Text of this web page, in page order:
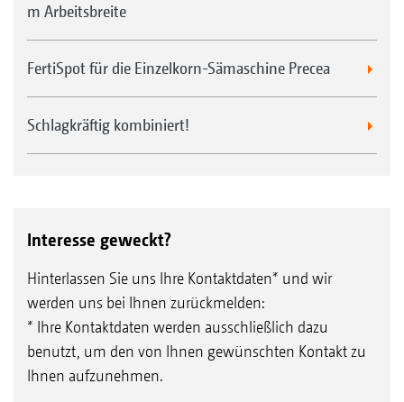
m Arbeitsbreite
FertiSpot für die Einzelkorn-Sämaschine Precea
Schlagkräftig kombiniert!
Interesse geweckt?
Hinterlassen Sie uns Ihre Kontaktdaten* und wir
werden uns bei Ihnen zurückmelden:
* Ihre Kontaktdaten werden ausschließlich dazu
benutzt, um den von Ihnen gewünschten Kontakt zu
Ihnen aufzunehmen.